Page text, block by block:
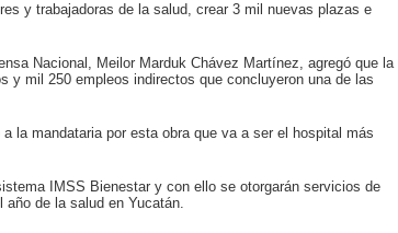
y trabajadoras de la salud, crear 3 mil nuevas plazas e
Nacional, Meilor Marduk Chávez Martínez, agregó que la
y mil 250 empleos indirectos que concluyeron una de las
la mandataria por esta obra que va a ser el hospital más
IMSS Bienestar y con ello se otorgarán servicios de
de la salud en Yucatán.